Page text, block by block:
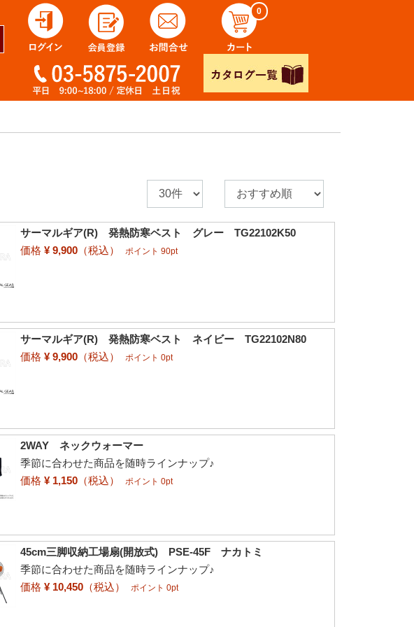
0
サーマルギア(R) 発熱防寒ベスト グレー TG22102K50
価格 ¥ 9,900 （税込） ポイント 90pt
サーマルギア(R) 発熱防寒ベスト ネイビー TG22102N80
価格 ¥ 9,900 （税込） ポイント 0pt
2WAY ネックウォーマー
季節に合わせた商品を随時ラインナップ♪
価格 ¥ 1,150 （税込） ポイント 0pt
45cm三脚収納工場扇(開放式) PSE-45F ナカトミ
季節に合わせた商品を随時ラインナップ♪
価格 ¥ 10,450 （税込） ポイント 0pt